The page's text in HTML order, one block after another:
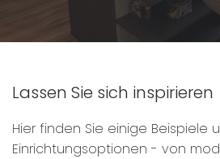
Lassen Sie sich inspirieren
Hier finden Sie einige Beispiele
Einrichtungsoptionen - von